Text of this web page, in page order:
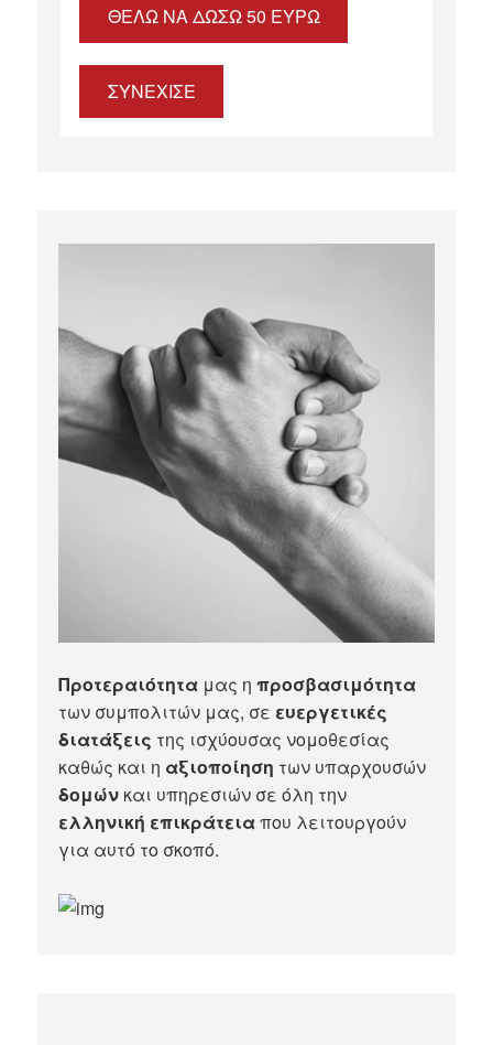
ΘΈΛΩ ΝΑ ΔΏΣΩ 50 ΕΥΡΏ
ΣΥΝΕΧΙΣΕ
Προτεραιότητα μας ηπροσβασιμότητα
των συμπολιτών μας, σε ευεργετικές
διατάξεις της ισχύουσας νομοθεσίας
καθώς και η αξιοποίηση των υπαρχουσών
δομών και υπηρεσιών σε όλη την
ελληνική επικράτειαπου λειτουργούν
για αυτό το σκοπό.​